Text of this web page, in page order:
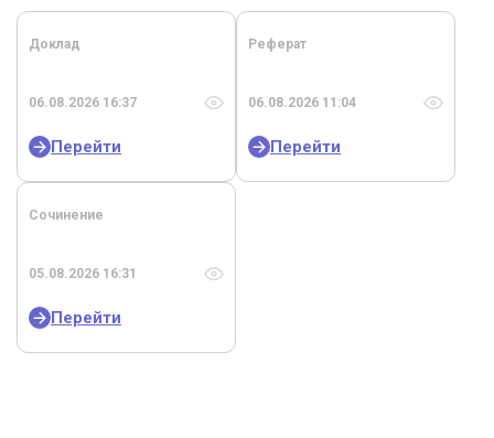
Доклад
06.08.2026 16:37
Перейти
Реферат
06.08.2026 11:04
Перейти
Сочинение
05.08.2026 16:31
Перейти